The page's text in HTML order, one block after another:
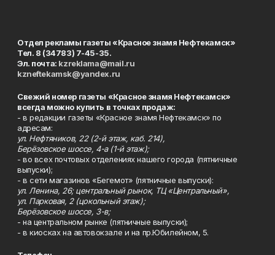
Отдел рекламы газеты «Красное знамя Нефтекамск»
Тел. 8 (34783) 7-45-35.
Эл. почта: kzreklama@mail.ru
kzneftekamsk@yandex.ru
Свежий номер газеты «Красное знамя Нефтекамск»
всегда можно купить в точках продаж:
- в редакции газеты «Красное знамя Нефтекамск» по
адресам:
ул. Нефтяников, 22 (2-й этаж, каб. 214),
Берёзовское шоссе, 4-а (1-й этаж);
- во всех почтовых отделениях нашего города (пятничные
выпуски);
- в сети магазинов «Бегемот» (пятничные выпуски):
ул. Ленина, 26; центральный рынок, ТЦ «Центральный»,
ул. Парковая, 2 (цокольный этаж);
Берёзовское шоссе, 3-в;
- на центральном рынке (пятничные выпуски);
- в киосках на автовокзале и на пр.Юбилейном, 5.